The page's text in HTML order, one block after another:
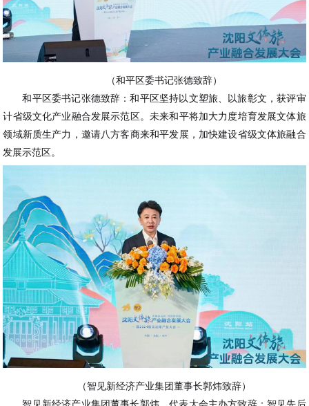
（和平区委书记张德致辞）
和平区委书记张德致辞：和平区坚持以文塑旅、以旅彰文，获评审
计省级文化产业融合发展示范区。未来和平将加大力度培育发展文体旅
领域新质生产力，邀请八方客商来和平发展，加快建设省级文体旅融合
发展示范区。
（智见新经济产业集团董事长郭炜致辞）